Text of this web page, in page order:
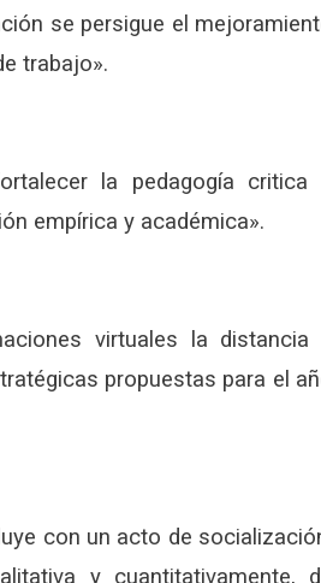
se persigue el
trabajo».
la pedagogía critica
empírica y académica».
virtuales la distancia
propuestas para el
con un acto de
y cuantitativamente,